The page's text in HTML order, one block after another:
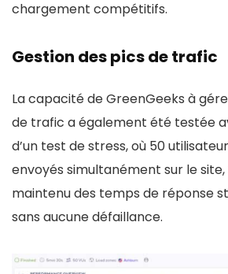
chargement compétitifs.
Gestion des pics de trafic
La capacité de GreenGeeks à
de trafic a également été testée
d’un test de stress, où 50
envoyés simultanément sur le
maintenu des temps de réponse
sans aucune défaillance.